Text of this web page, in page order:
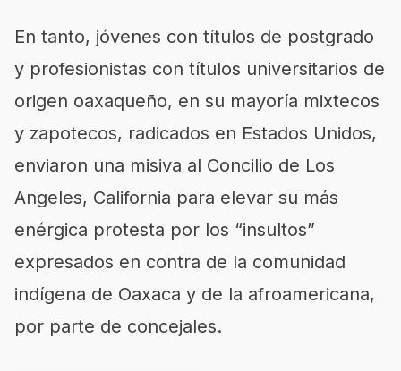
En tanto, jóvenes con títulos de postgrado
y profesionistas con títulos universitarios de
origen oaxaqueño, en su mayoría mixtecos
y zapotecos, radicados en Estados Unidos,
enviaron una misiva al Concilio de Los
Angeles, California para elevar su más
enérgica protesta por los “insultos”
expresados en contra de la comunidad
indígena de Oaxaca y de la afroamericana,
por parte de concejales.